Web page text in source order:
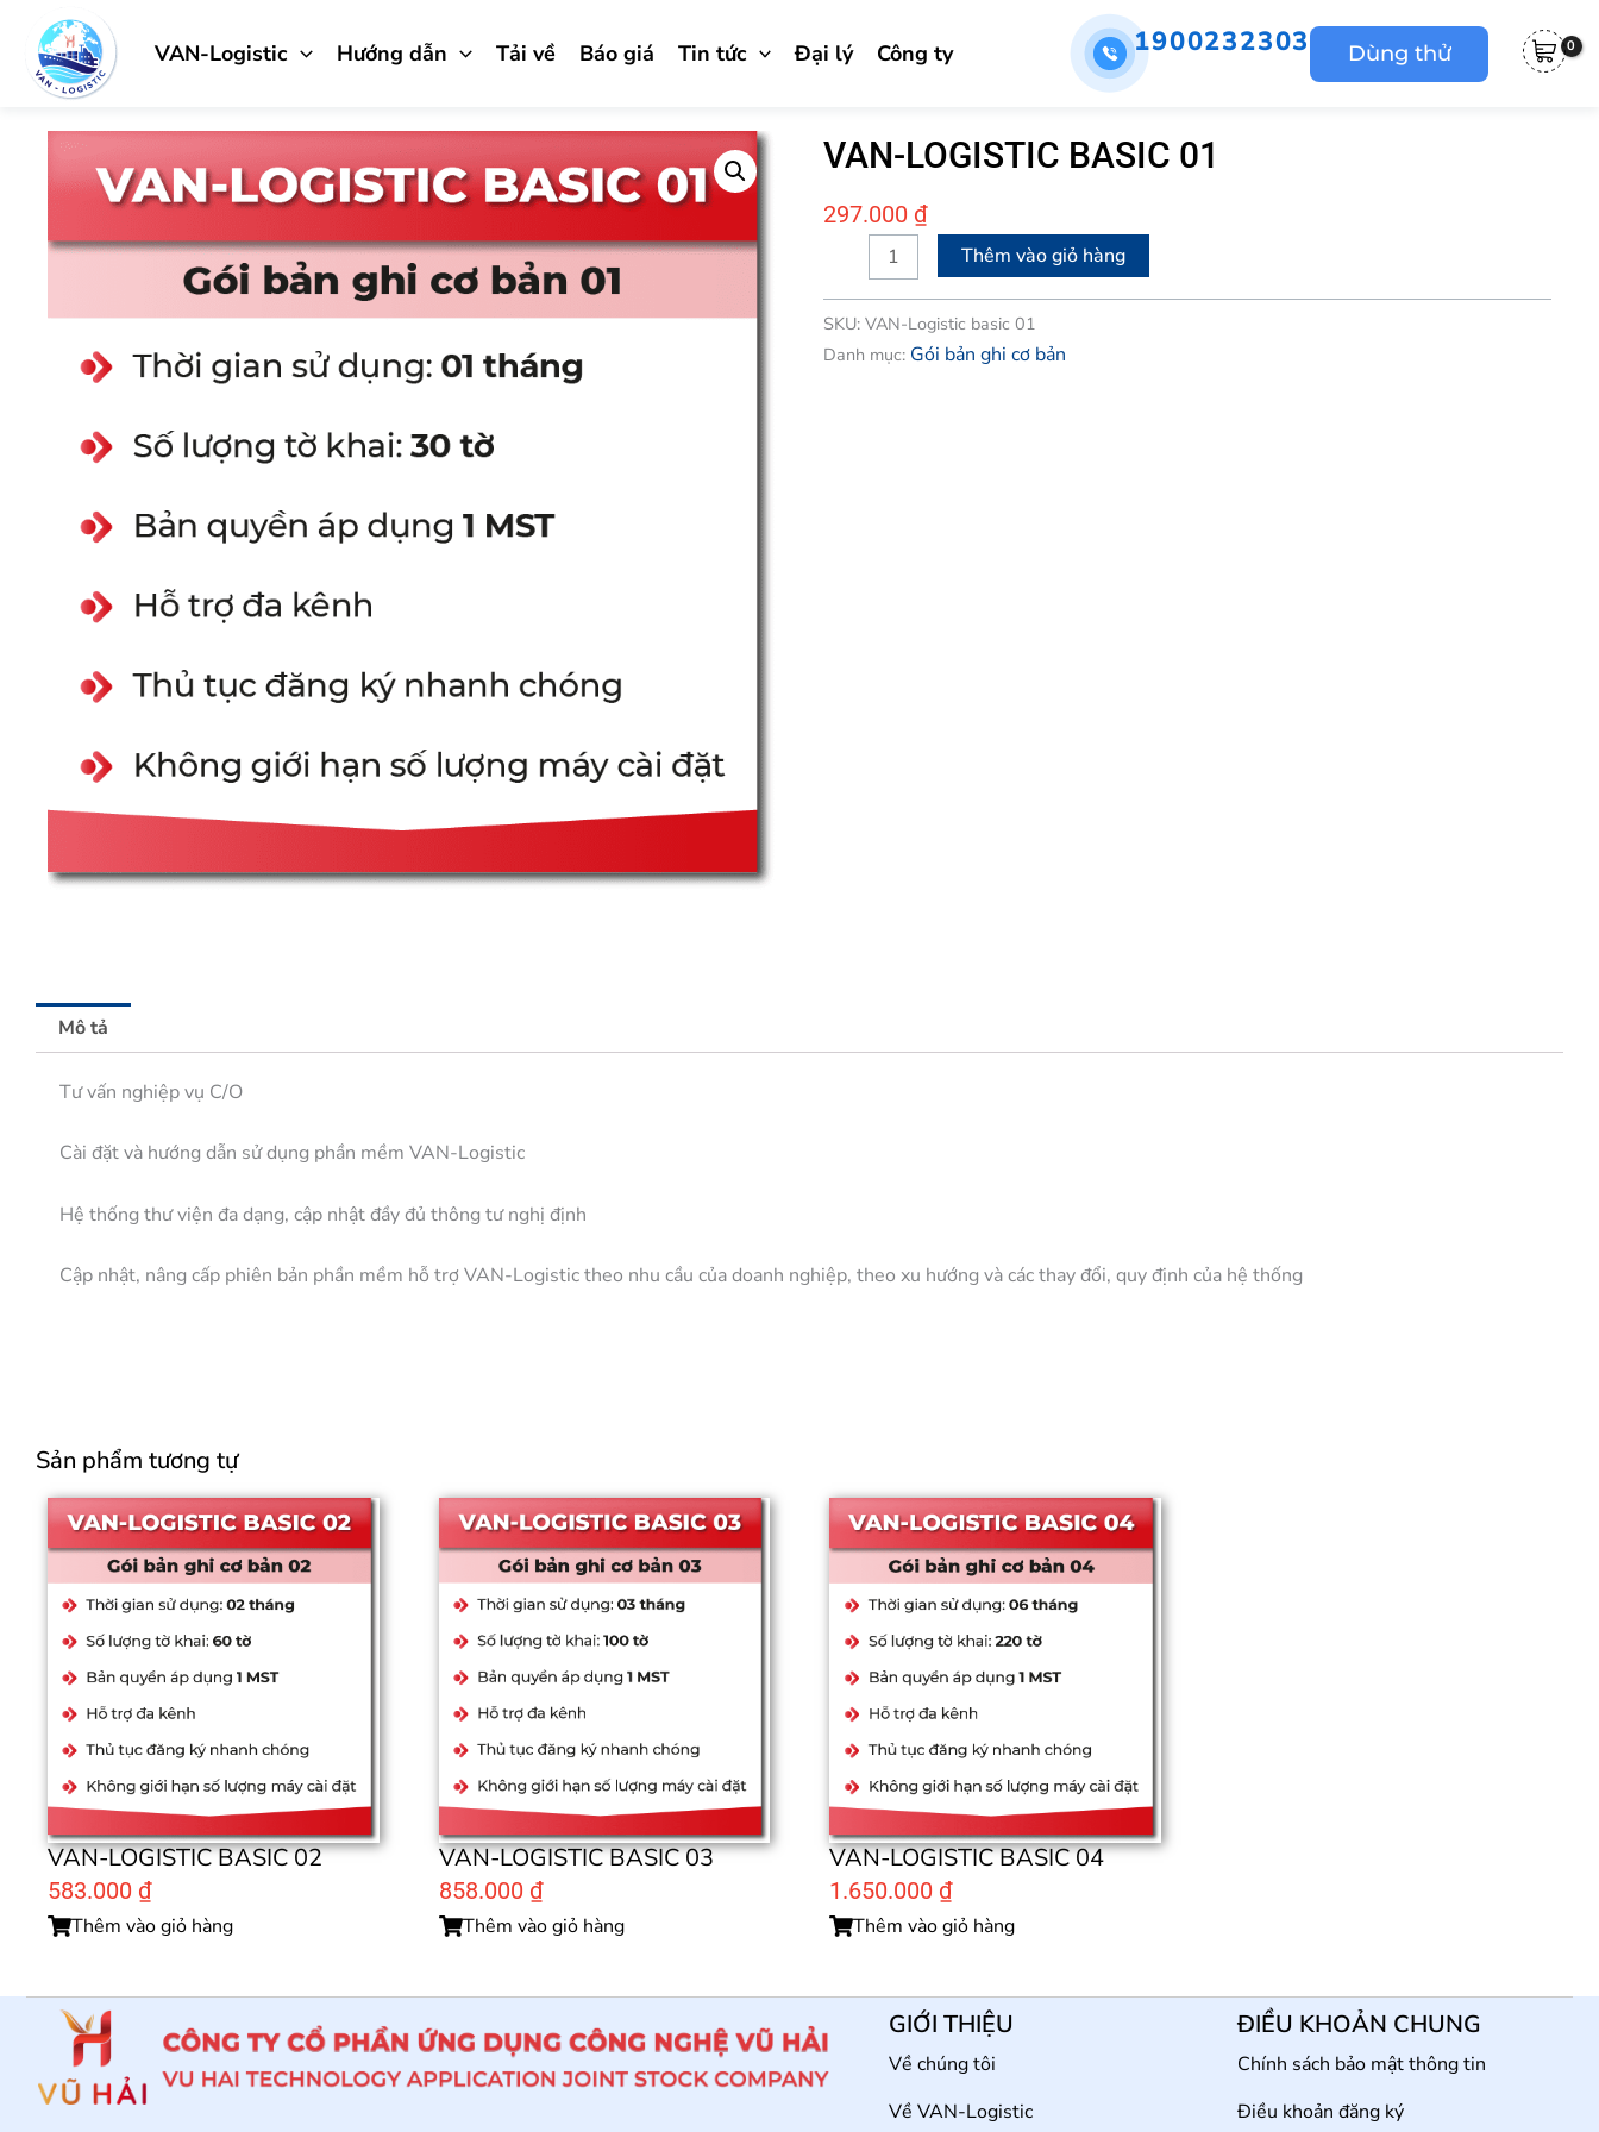
VAN-Logistic Hướng dẫn Tải về Báo giá Tin tức Đại lý Công ty 1900232303 Dùng thử
VAN-LOGISTIC BASIC 01
297.000 ₫
LOGISTIC
BASIC
Thêm vào giỏ hàng
SKU: VAN-Logistic basic 01
Danh mục: Gói bản ghi cơ bản
Mô tả
Tư vấn nghiệp vụ C/O
Cài đặt và hướng dẫn sử dụng phần mềm VAN-Logistic
Hệ thống thư viện đa dạng, cập nhật đầy đủ thông tư nghị định
Cập nhật, nâng cấp phiên bản phần mềm hỗ trợ VAN-Logistic theo nhu cầu của doanh nghiệp, theo xu hướng và các thay đổi, quy định của hệ thống
Sản phẩm tương tự
VAN-LOGISTIC BASIC 02
583.000 ₫
Thêm vào giỏ hàng
VAN-LOGISTIC BASIC 03
858.000 ₫
Thêm vào giỏ hàng
VAN-LOGISTIC BASIC 04
1.650.000 ₫
Thêm vào giỏ hàng
GIỚI THIỆU
Về chúng tôi
Về VAN-Logistic
ĐIỀU KHOẢN CHUNG
Chính sách bảo mật thông tin
Điều khoản đăng ký